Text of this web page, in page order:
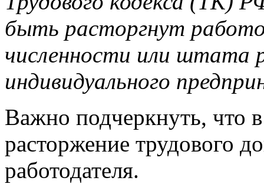
быть расторгнут
численности или штата
индивидуального
Важно подчеркнуть, что
расторжение трудового
работодателя.